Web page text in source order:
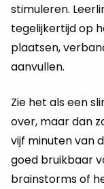
stimuleren.
tegelijkertijd op
plaatsen,
aanvullen.
Zie het als een
over, maar dan
vijf minuten van
goed bruikbaar
brainstorms of